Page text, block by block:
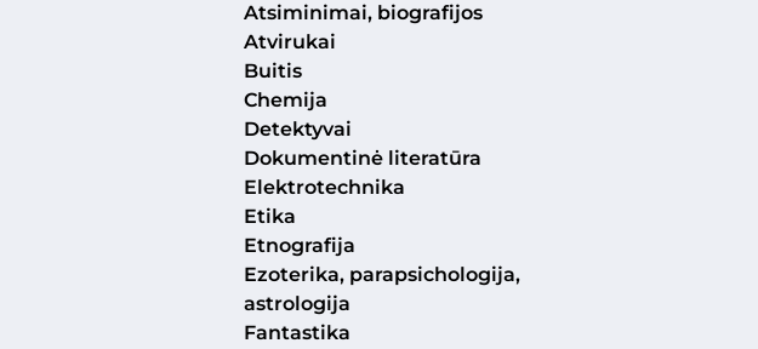
Atsiminimai, biografijos
Atvirukai
Buitis
Chemija
Detektyvai
Dokumentinė literatūra
Elektrotechnika
Etika
Etnografija
Ezoterika, parapsichologija,
astrologija
Fantastika